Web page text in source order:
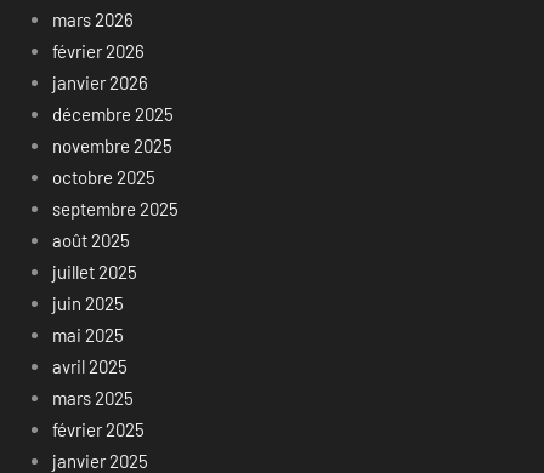
mars 2026
février 2026
janvier 2026
décembre 2025
novembre 2025
octobre 2025
septembre 2025
août 2025
juillet 2025
juin 2025
mai 2025
avril 2025
mars 2025
février 2025
janvier 2025